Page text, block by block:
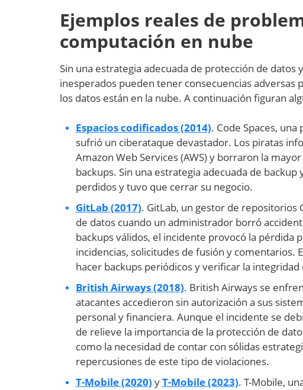
Ejemplos reales de
computación en nube
Sin una estrategia adecuada de protección de
inesperados pueden tener consecuencias adversas
los datos están en la nube. A continuación figuran
Espacios codificados (2014). Code Spaces,
sufrió un ciberataque devastador. Los piratas
Amazon Web Services (AWS) y borraron la
backups. Sin una estrategia adecuada de
perdidos y tuvo que cerrar su negocio.
GitLab (2017). GitLab, un gestor de repositorios
de datos cuando un administrador borró
backups válidos, el incidente provocó la pérdida
incidencias, solicitudes de fusión y
hacer backups periódicos y verificar la integridad
British Airways (2018). British Airways se
atacantes accedieron sin autorización a sus
personal y financiera. Aunque el incidente se
de relieve la importancia de la protección de
como la necesidad de contar con sólidas
repercusiones de este tipo de violaciones.
T-Mobile (2020) yT-Mobile (2023). T-Mobile,